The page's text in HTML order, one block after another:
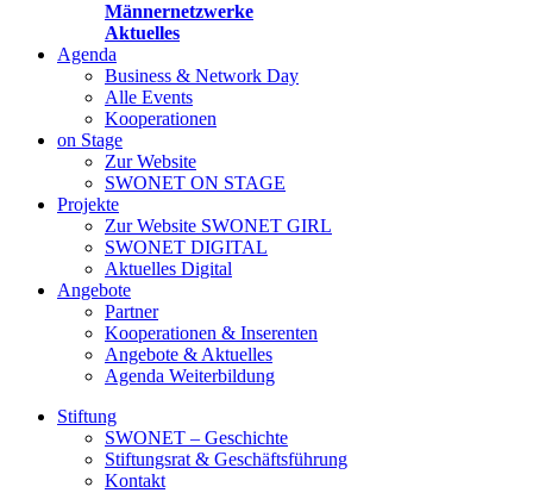
Männernetzwerke
Aktuelles
Agenda
Business & Network Day
Alle Events
Kooperationen
on Stage
Zur Website
SWONET ON STAGE
Projekte
Zur Website SWONET GIRL
SWONET DIGITAL
Aktuelles Digital
Angebote
Partner
Kooperationen & Inserenten
Angebote & Aktuelles
Agenda Weiterbildung
Stiftung
SWONET – Geschichte
Stiftungsrat & Geschäftsführung
Kontakt